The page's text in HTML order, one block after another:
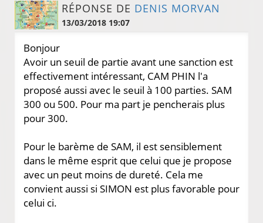
RÉPONSE DE DENIS MORVAN
13/03/2018 19:07
Bonjour
Avoir un seuil de partie avant une sanction est
effectivement intéressant, CAM PHIN l'a
proposé aussi avec le seuil à 100 parties. SAM
300 ou 500. Pour ma part je pencherais plus
pour 300.
Pour le barème de SAM, il est sensiblement
dans le même esprit que celui que je propose
avec un peut moins de dureté. Cela me
convient aussi si SIMON est plus favorable pour
celui ci.